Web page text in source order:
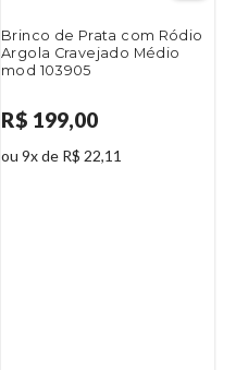
Brinco de Prata com Ródio
Argola Cravejado Médio
mod 103905
R$ 199,00
ou 9x de R$ 22,11